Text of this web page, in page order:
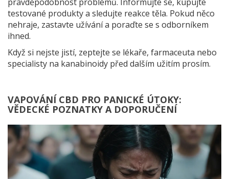
testované produkty a sledujte reakce těla. Pokud něco
nehraje, zastavte užívání a poraďte se s odborníkem
ihned.
Když si nejste jistí, zeptejte se lékaře, farmaceuta nebo
specialisty na kanabinoidy před dalším užitím prosím.
VAPOVÁNÍ CBD PRO PANICKÉ ÚTOKY:
VĚDECKÉ POZNATKY A DOPORUČENÍ